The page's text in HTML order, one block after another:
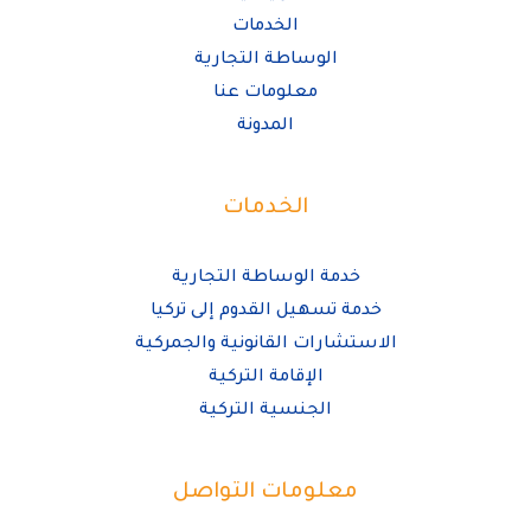
الخدمات
الوساطة التجارية
معلومات عنا
المدونة
الخدمات
خدمة الوساطة التجارية
خدمة تسهيل القدوم إلى تركيا
الاستشارات القانونية والجمركية
الإقامة التركية
الجنسية التركية
معلومات التواصل